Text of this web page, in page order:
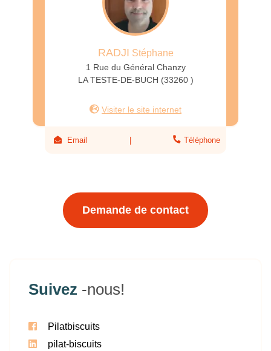
RADJI Stéphane
1 Rue du Général Chanzy
LA TESTE-DE-BUCH (33260 )
Visiter le site internet
Email Téléphone
Demande de contact
Suivez -nous!
Pilatbiscuits
pilat-biscuits